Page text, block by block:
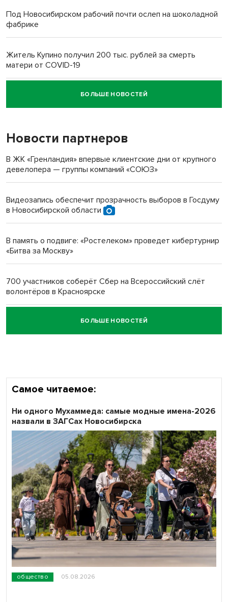
Под Новосибирском рабочий почти ослеп на шоколадной
фабрике
Житель Купино получил 200 тыс. рублей за смерть
матери от COVID-19
Новосибирский суд наказал водителя за смерть
пенсионерки на вокзале
«Мы живём на пастбище!»: в новосибирском селе лошади
терроризируют жителей
Новосибирский преподаватель с женой вошли в топ-16
БОЛЬШЕ НОВОСТЕЙ
Новости партнеров
В ЖК «Гренландия» впервые клиентские дни от крупного
девелопера — группы компаний «СОЮЗ»
Видеозапись обеспечит прозрачность выборов в Госдуму
в Новосибирской области
В память о подвиге: «Ростелеком» проведет кибертурнир
«Битва за Москву»
700 участников соберёт Сбер на Всероссийский слёт
волонтёров в Красноярске
Честный выбор: видеонаблюдение обеспечит
объективность результатов ЕДГ в Новосибирской
БОЛЬШЕ НОВОСТЕЙ
Самое читаемое:
общество 05.08.2026
Ни одного Мухаммеда: самые модные имена-2026
назвали в ЗАГСах Новосибирска